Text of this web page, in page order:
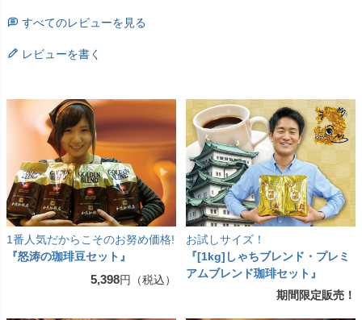
すべてのレビューを見る
レビューを書く
1番人気だからこそのお努め価格!
『怒涛の珈琲豆セット』
5,398円（税込）
お試しサイズ！
『[1kg]しゃちブレンド・プレミ
アムブレンド珈琲セット』
期間限定販売！